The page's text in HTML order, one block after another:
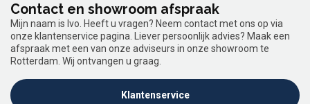
Contact en showroom afspraak
Mijn naam is Ivo. Heeft u vragen? Neem contact met ons op via
onze klantenservice pagina. Liever persoonlijk advies? Maak een
afspraak met een van onze adviseurs in onze showroom te
Rotterdam. Wij ontvangen u graag.
Klantenservice